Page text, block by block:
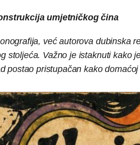
umjetničkog čina
već autorova dubinska
stoljeća. Važno je istaknuti kako
postao pristupačan kako